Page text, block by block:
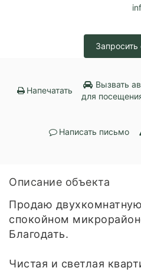
Запросить
Напечатать
Вызвать
для
Написать письмо
Описание объекта
Продаю
спокойном
Благодать.
Чистая и светлая